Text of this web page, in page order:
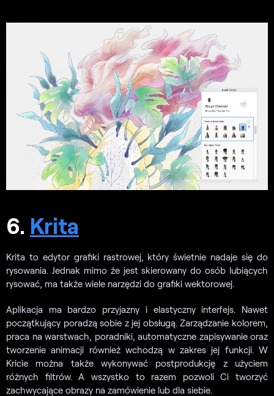
6. Krita
Krita to edytor grafiki rastrowej, który świetnie nadaje się do
rysowania. Jednak mimo że jest skierowany do osób lubiących
rysować, ma także wiele narzędzi do grafiki wektorowej.
Aplikacja ma bardzo przyjazny i elastyczny interfejs. Nawet
początkujący poradzą sobie z jej obsługą. Zarządzanie kolorem,
praca na warstwach, poradniki, automatyczne zapisywanie oraz
tworzenie animacji również wchodzą w zakres jej funkcji. W
Kricie można także wykonywać postprodukcję z użyciem
różnych filtrów. A wszystko to razem pozwoli Ci tworzyć
zachwycające obrazy na zamówienie lub dla siebie.